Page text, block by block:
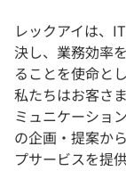
レックアイは、
決し、業務効率
ることを使命と
私たちはお客さ
ミュニケーショ
の企画・提案か
プサービスを提